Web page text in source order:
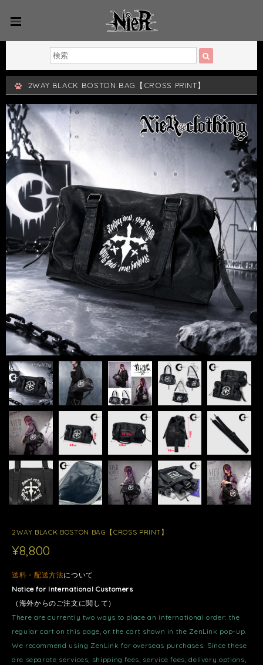
2WAY BLACK BOSTON BAG【CROSS PRINT】
2WAY BLACK BOSTON BAG【CROSS PRINT】
¥8,800
送料・配送方法について
Notice for International Customers
（海外からのご注文に関して）
There are currently two ways to place an international order: the
regular cart on this page, or the cart shown in the ZenLink pop-up.
We recommend using ZenLink for overseas purchases. Since these
are separate services, shipping fees, service fees, delivery options,